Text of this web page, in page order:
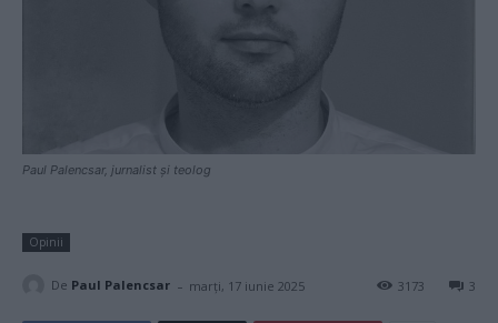
Paul Palencsar, jurnalist și teolog
Opinii
De Paul Palencsar - marți, 17 iunie 2025 3
3173